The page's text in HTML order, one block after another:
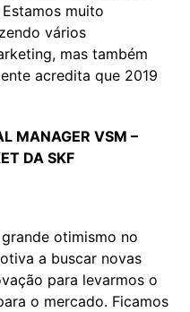
muito
vários
mas também
acredita que 2019
MANAGER VSM –
DA SKF
otimismo no
a buscar novas
para levarmos o
o mercado. Ficamos